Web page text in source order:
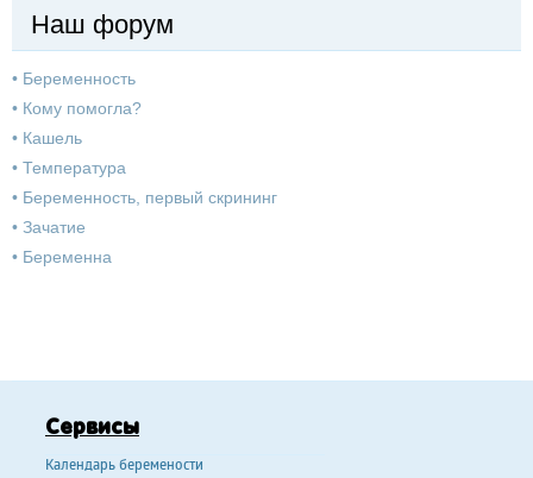
Наш форум
• Беременность
• Кому помогла?
• Кашель
• Температура
• Беременность, первый скрининг
• Зачатие
• Беременна
Сервисы
Календарь беремености